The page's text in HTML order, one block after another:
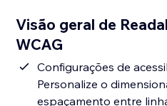
Visão geral de
WCAG
Configurações de
Personalize o
espaçamento entre